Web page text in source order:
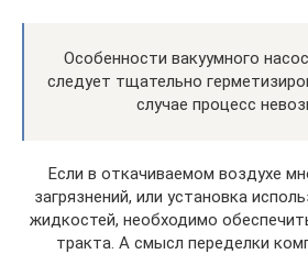
Особенности вакуумного
следует тщательно
случае процесс
Если в откачиваемом воздухе
загрязнений, или установка
жидкостей, необходимо
тракта. А смысл переделки